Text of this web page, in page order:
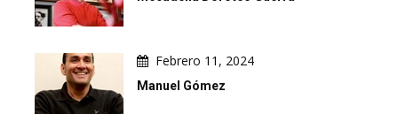
Febrero 11, 2024
Manuel Gómez